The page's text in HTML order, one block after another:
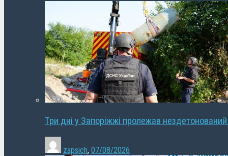
Три дні у Запоріжжі пролежав
zapsich, 07/08/2026